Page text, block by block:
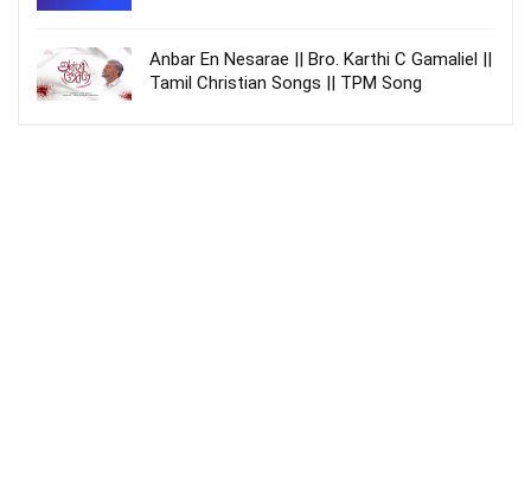
Anbar En Nesarae || Bro. Karthi C Gamaliel ||
Tamil Christian Songs || TPM Song